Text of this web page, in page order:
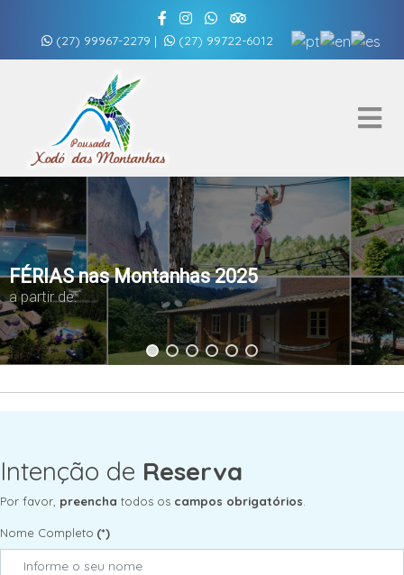
(27) 99967-2279 | (27) 99722-6012
FÉRIAS nas Montanhas 2025
a partir de:
Intenção de Reserva
Por favor, preencha todos os campos obrigatórios
Nome Completo (*)